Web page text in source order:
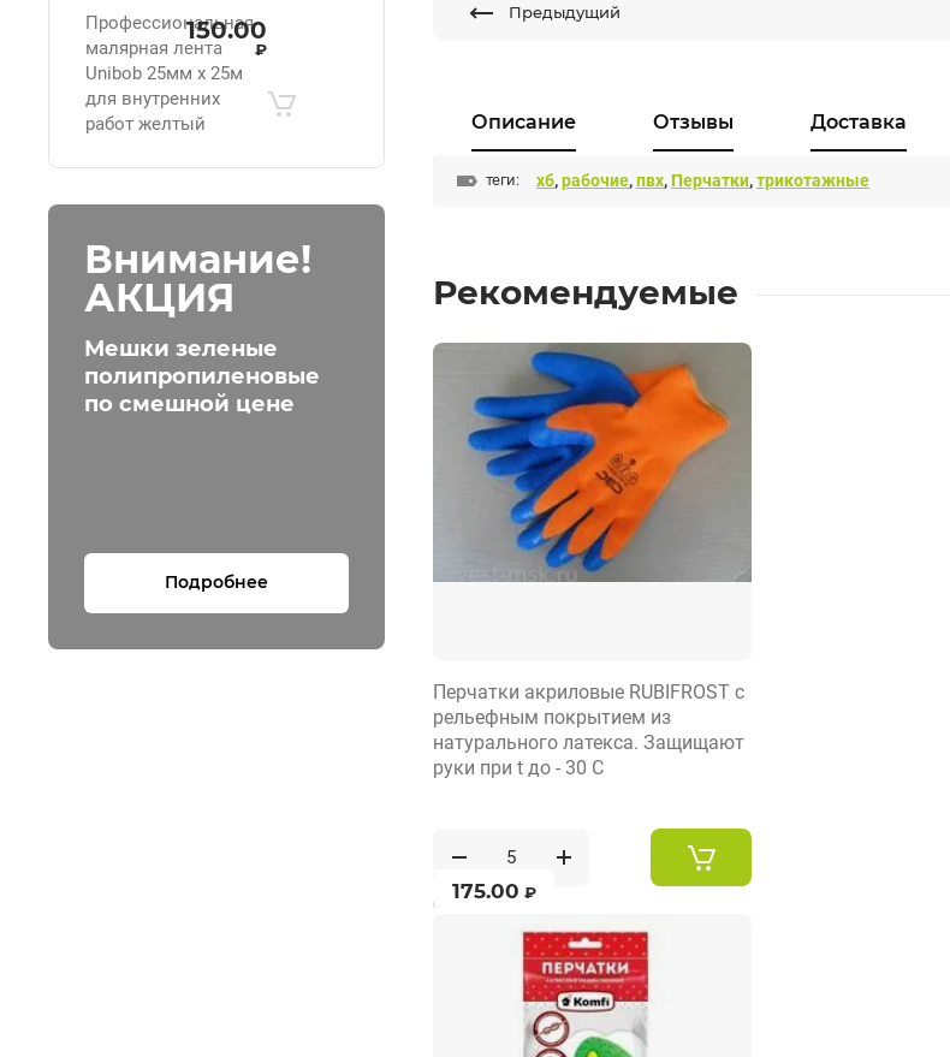
Профессиональная
малярная лента
Unibob 25мм х 25м
для внутренних
работ желтый
150.00
₽
Внимание!
АКЦИЯ
Мешки зеленые
полипропиленовые
по смешной цене
Подробнее
Предыдущий
Описание Отзывы Доставка
теги: хб,рабочие,пвх, Перчатки,трикотажные
Рекомендуемые
Перчатки акриловые RUBIFROST с
рельефным покрытием из
натурального латекса. Защищают
руки при t до - 30 С
175.00 ₽
от 5 пар по 5 пар